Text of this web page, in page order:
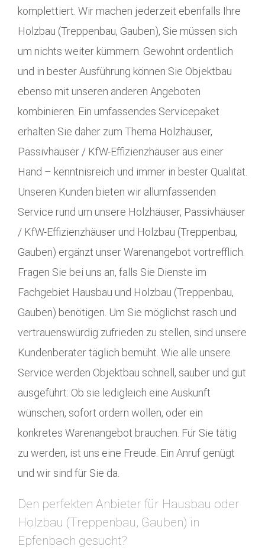
komplettiert. Wir machen jederzeit ebenfalls Ihre
Holzbau (Treppenbau, Gauben), Sie müssen sich
um nichts weiter kümmern. Gewohnt ordentlich
und in bester Ausführung können Sie Objektbau
ebenso mit unseren anderen Angeboten
kombinieren. Ein umfassendes Servicepaket
erhalten Sie daher zum Thema Holzhäuser,
Passivhäuser / KfW-Effizienzhäuser aus einer
Hand – kenntnisreich und immer in bester Qualität.
Unseren Kunden bieten wir allumfassenden
Service rund um unsere Holzhäuser, Passivhäuser
/ KfW-Effizienzhäuser und Holzbau (Treppenbau,
Gauben) ergänzt unser Warenangebot vortrefflich.
Fragen Sie bei uns an, falls Sie Dienste im
Fachgebiet Hausbau und Holzbau (Treppenbau,
Gauben) benötigen. Um Sie möglichst rasch und
vertrauenswürdig zufrieden zu stellen, sind unsere
Kundenberater täglich bemüht. Wie alle unsere
Service werden Objektbau schnell, sauber und gut
ausgeführt: Ob sie ledigleich eine Auskunft
wünschen, sofort ordern wollen, oder ein
konkretes Warenangebot brauchen. Für Sie tätig
zu werden, ist uns eine Freude. Ein Anruf genügt
und wir sind für Sie da.
Den perfekten Anbieter für Hausbau oder
Holzbau (Treppenbau, Gauben) in
Epfenbach gesucht?